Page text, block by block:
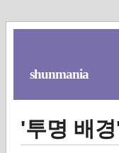
shunmania
'투명 배